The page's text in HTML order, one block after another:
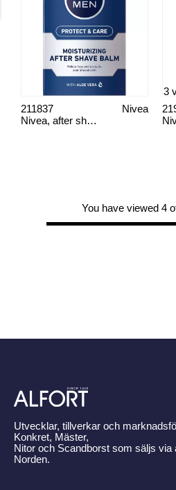
Nivea, after shave balsam
Nivea
211837
3
You have viewed 4
Utvecklar, tillverkar och
Konkret, Mäster,
Nitor och Scandborst som säljs via
Norden.